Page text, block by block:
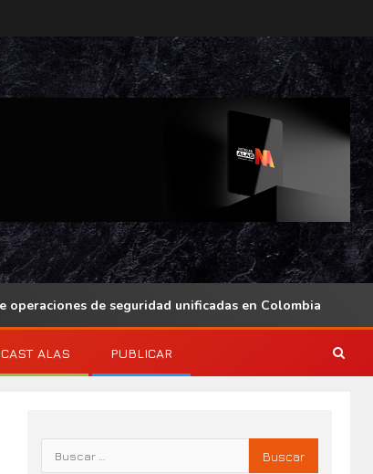
de seguridad unificadas en Colombia
ALAS PUBLICAR